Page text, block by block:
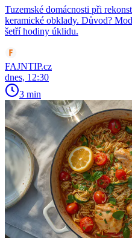
Tuzemské domácnosti při
keramické obklady. Důvod?
šetří hodiny úklidu.
FAJNTIP.cz
dnes, 12:30
3 min